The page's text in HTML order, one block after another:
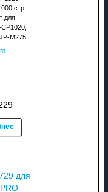
стр.
для
M275
для